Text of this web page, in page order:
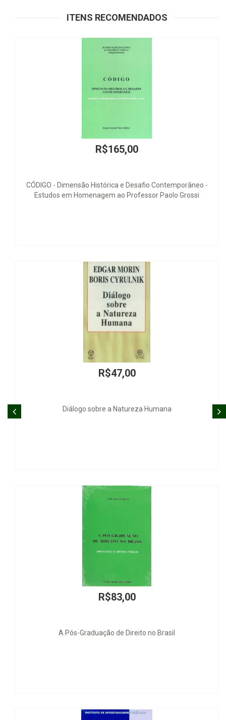
ITENS RECOMENDADOS
Histórica e Desafio Contemporâneo -
ao Professor Paolo Grossi
a Natureza Humana
de Direito no Brasil
O
A Prisão dos Avós por
Rowan, o Guardião